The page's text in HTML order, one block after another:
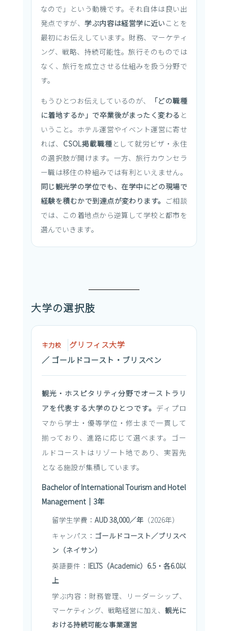
なので」という動機です。それ自体は良い出
発点ですが、学ぶ内容は経営学に近い ことを
最初にお伝えしています。財務、マーケティ
ング、戦略、持続可能性。旅行そのものでは
なく、旅行を成立させる仕組みを扱う分野で
す。
もうひとつお伝えしているのが、
「どの職種
に着地するか」で卒業後がまったく変わる と
いうこと。ホテル運営やイベント運営に寄せ
れば、 CSOL掲載職種 として就労ビザ・永住
の選択肢が開けます。一方、旅行カウンセラ
ー職は移住の枠組みでは有利といえません。
同じ観光学の学位でも、在学中にどの現場で
経験を積むかで到達点が変わります。 ご相談
では、この着地点から逆算して学校と都市を
選んでいきます。
大学の選択肢
主力校
グリフィス大学
／ ゴールドコースト・ブリスベン
観光・ホスピタリティ分野でオーストラリ
アを代表する大学のひとつです。 ディプロ
マから学士・優等学位・修士まで一貫して
揃っており、進路に応じて選べます。ゴー
ルドコーストはリゾート地であり、実習先
となる施設が集積しています。
Bachelor of International Tourism and Hotel
Management｜3年
留学生学費： AUD 38,000／年（2026年）
キャンパス： ゴールドコースト／ブリスベ
ン（ネイサン）
英語要件： IELTS（Academic）6.5・各6.0以
上
学ぶ内容：財務管理、リーダーシップ、
マーケティング、戦略経営に加え、観光に
おける持続可能な事業運営